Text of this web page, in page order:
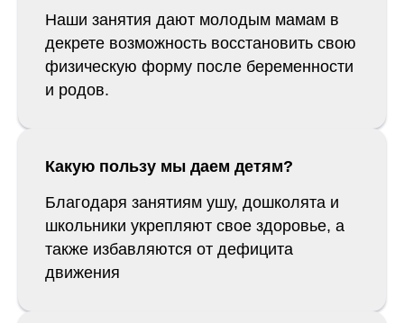
Наши занятия дают молодым мамам в
декрете возможность восстановить свою
физическую форму после беременности
и родов.
Какую пользу мы даем детям?
Благодаря занятиям ушу, дошколята и
школьники укрепляют свое здоровье, а
также избавляются от дефицита
движения